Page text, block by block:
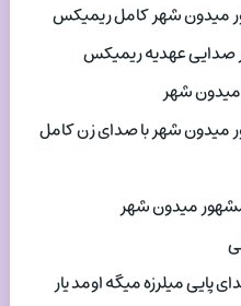
میدون شهر کامل ریمیکس
صدایی عهدیه ریمیکس
شهر
میدون شهر با صدای زن کامل
میدون شهر
پایی میلرزه میگه اومد یار